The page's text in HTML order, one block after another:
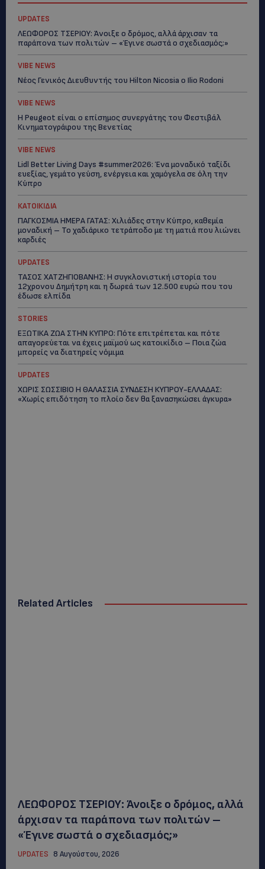
UPDATES
ΛΕΩΦΟΡΟΣ ΤΣΕΡΙΟΥ: Άνοιξε ο δρόμος, αλλά άρχισαν τα
παράπονα των πολιτών – «Έγινε σωστά ο σχεδιασμός;»
VIBE NEWS
Νέος Γενικός Διευθυντής του Hilton Nicosia ο Ilio Rodoni
VIBE NEWS
Η Peugeot είναι ο επίσημος συνεργάτης του Φεστιβάλ
Κινηματογράφου της Βενετίας
VIBE NEWS
Lidl Better Living Days #summer2026: Ένα μοναδικό ταξίδι
ευεξίας, γεμάτο γεύση, ενέργεια και χαμόγελα σε όλη την
Κύπρο
ΚΑΤΟΙΚΙΔΙΑ
ΠΑΓΚΟΣΜΙΑ ΗΜΕΡΑ ΓΑΤΑΣ: Χιλιάδες στην Κύπρο, καθεμία
μοναδική – Το χαδιάρικο τετράποδο με τη ματιά που λιώνει
καρδιές
UPDATES
ΤΑΣΟΣ ΧΑΤΖΗΓΙΟΒΑΝΗΣ: Η συγκλονιστική ιστορία του
12χρονου Δημήτρη και η δωρεά των 12.500 ευρώ που του
έδωσε ελπίδα
STORIES
ΕΞΩΤΙΚΑ ΖΩΑ ΣΤΗΝ ΚΥΠΡΟ: Πότε επιτρέπεται και πότε
απαγορεύεται να έχεις μαϊμού ως κατοικίδιο – Ποια ζώα
μπορείς να διατηρείς νόμιμα
UPDATES
ΧΩΡΙΣ ΣΩΣΣΙΒΙΟ Η ΘΑΛΑΣΣΙΑ ΣΥΝΔΕΣΗ ΚΥΠΡΟΥ-ΕΛΛΑΔΑΣ:
«Χωρίς επιδότηση το πλοίο δεν θα ξανασηκώσει άγκυρα»
Related Articles
ΛΕΩΦΟΡΟΣ ΤΣΕΡΙΟΥ: Άνοιξε ο δρόμος, αλλά
άρχισαν τα παράπονα των πολιτών –
«Έγινε σωστά ο σχεδιασμός;»
UPDATES 8 Αυγούστου, 2026